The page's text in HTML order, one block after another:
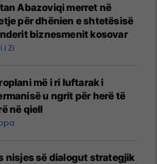
Abazoviqi merret në
për dhënien e shtetësisë
biznesmenit kosovar
i Zi
më i ri luftarak i
u ngrit për herë të
në qiell
nisjes së dialogut strategjik